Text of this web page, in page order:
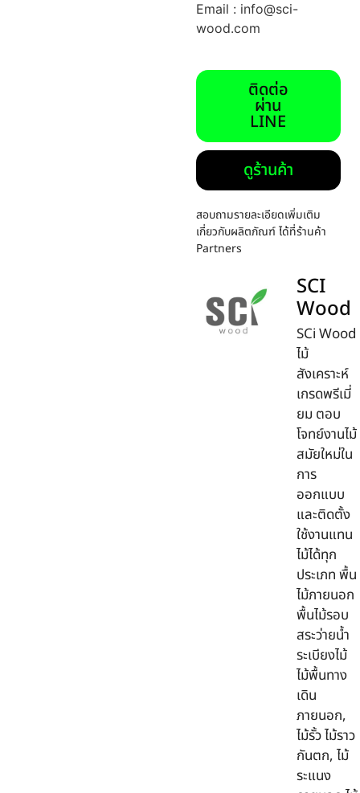
Email : info@sci-
wood.com
ติดต่อ
ผ่าน
LINE
ดูร้านค้า
สอบถามรายละเอียดเพิ่มเติม
เกี่ยวกับผลิตภัณฑ์ ได้ที่ร้านค้า
Partners
SCI
Wood
SCi Wood
ไม้
สังเคราะห์
เกรดพรีเมี่
ยม ตอบ
โจทย์งานไม้
สมัยใหม่ใน
การ
ออกแบบ
และติดตั้ง
ใช้งานแทน
ไม้ได้ทุก
ประเภท พื้น
ไม้ภายนอก
พื้นไม้รอบ
สระว่ายน้ำ
ระเบียงไม้
ไม้พื้นทาง
เดิน
ภายนอก,
ไม้รั้ว ไม้ราว
กันตก, ไม้
ระแนง